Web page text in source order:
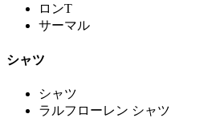
ロンT
サーマル
シャツ
シャツ
ラルフローレン シャツ